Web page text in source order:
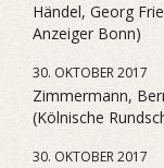
Händel, Georg
Anzeiger Bonn)
30. OKTOBER 2017
Zimmermann,
(Kölnische
30. OKTOBER 2017